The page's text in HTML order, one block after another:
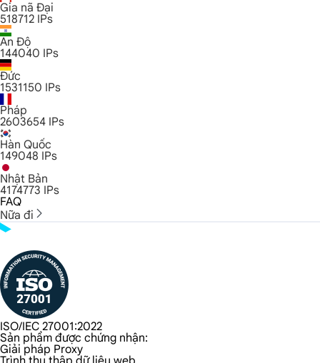
Gia nã Đại
518712 IPs
Ấn Độ
144040 IPs
Đức
1531150 IPs
Pháp
2603654 IPs
Hàn Quốc
149048 IPs
Nhật Bản
4174773 IPs
FAQ
Nữa đi
ISO/IEC 27001:2022
Sản phẩm được chứng nhận:
Giải pháp Proxy